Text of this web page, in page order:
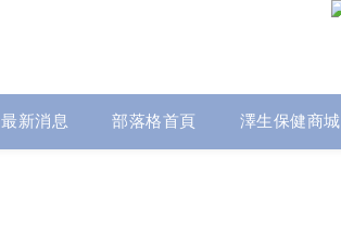
最新消息 部落格首頁 澤生保健商城